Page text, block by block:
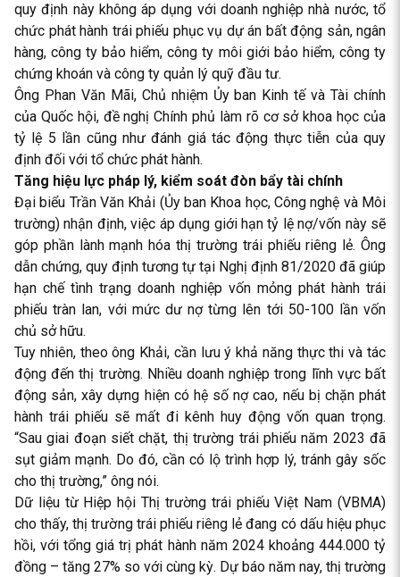
quy định này không áp dụng với doanh nghiệp nhà nước, tổ
chức phát hành trái phiếu phục vụ dự án bất động sản, ngân
hàng, công ty bảo hiểm, công ty môi giới bảo hiểm, công ty
chứng khoán và công ty quản lý quỹ đầu tư.
Ông Phan Văn Mãi, Chủ nhiệm Ủy ban Kinh tế và Tài chính
của Quốc hội, đề nghị Chính phủ làm rõ cơ sở khoa học của
tỷ lệ 5 lần cũng như đánh giá tác động thực tiễn của quy
định đối với tổ chức phát hành.
Tăng hiệu lực pháp lý, kiểm soát đòn bẩy tài chính
Đại biểu Trần Văn Khải (Ủy ban Khoa học, Công nghệ và Môi
trường) nhận định, việc áp dụng giới hạn tỷ lệ nợ/vốn này sẽ
góp phần lành mạnh hóa thị trường trái phiếu riêng lẻ. Ông
dẫn chứng, quy định tương tự tại Nghị định 81/2020 đã giúp
hạn chế tình trạng doanh nghiệp vốn mỏng phát hành trái
phiếu tràn lan, với mức dư nợ từng lên tới 50-100 lần vốn
chủ sở hữu.
Tuy nhiên, theo ông Khải, cần lưu ý khả năng thực thi và tác
động đến thị trường. Nhiều doanh nghiệp trong lĩnh vực bất
động sản, xây dựng hiện có hệ số nợ cao, nếu bị chặn phát
hành trái phiếu sẽ mất đi kênh huy động vốn quan trọng.
“Sau giai đoạn siết chặt, thị trường trái phiếu năm 2023 đã
sụt giảm mạnh. Do đó, cần có lộ trình hợp lý, tránh gây sốc
cho thị trường,” ông nói.
Dữ liệu từ Hiệp hội Thị trường trái phiếu Việt Nam (VBMA)
cho thấy, thị trường trái phiếu riêng lẻ đang có dấu hiệu phục
hồi, với tổng giá trị phát hành năm 2024 khoảng 444.000 tỷ
đồng – tăng 27% so với cùng kỳ. Dự báo năm nay, thị trường